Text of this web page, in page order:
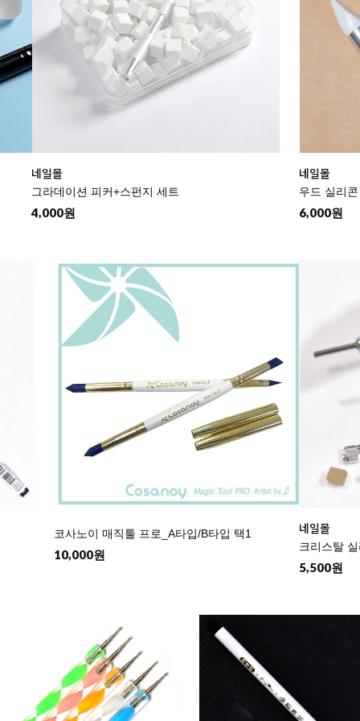
네일몰
그라데이션 피커+스펀지 세트
4,000원
네일몰
우드 실리
6,000원
코사노이 매직툴 프로_A타입/B타입 택1
10,000원
네일몰
크리스탈
5,500원